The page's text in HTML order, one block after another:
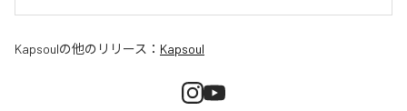
Kapsoulの他のリリース： Kapsoul